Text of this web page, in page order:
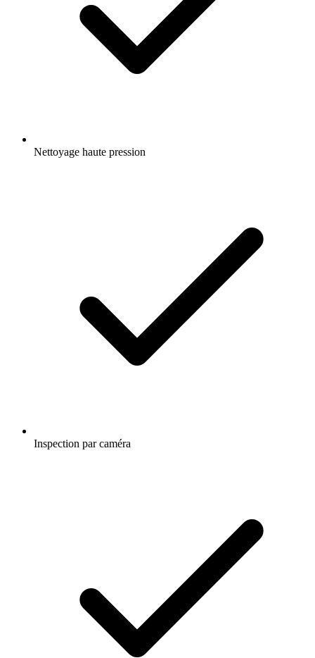
Nettoyage haute pression
Inspection par caméra